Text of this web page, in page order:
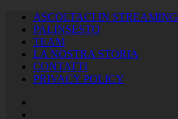
ASCOLTACI IN STREAMING
PALINSESTO
TEAM
LA NOSTRA STORIA
CONTATTI
PRIVACY POLICY